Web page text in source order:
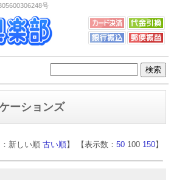
号
ーションズ
：新しい順古い順】 【表示数：50 100 150】